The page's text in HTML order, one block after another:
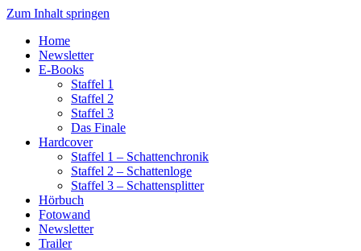
Zum Inhalt springen
Home
Newsletter
E-Books
Staffel 1
Staffel 2
Staffel 3
Das Finale
Hardcover
Staffel 1 – Schattenchronik
Staffel 2 – Schattenloge
Staffel 3 – Schattensplitter
Hörbuch
Fotowand
Newsletter
Trailer